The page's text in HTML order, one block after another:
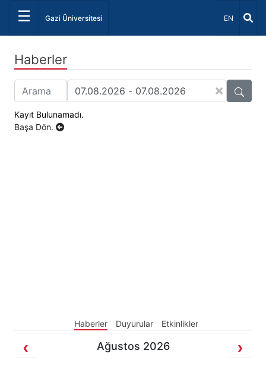
☰ Gazi Üniversitesi Dil Seçiniz
EN
Haberler
×
Kayıt Bulunamadı.
Başa Dön.
Haberler Duyurular Etkinlikler
Ağustos 2026